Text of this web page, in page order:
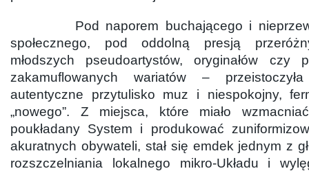
Pod naporem buchającego i
społecznego, pod oddolną presją
młodszych pseudoartystów, oryginałów czy
zakamuflowanych wariatów –
autentyczne przytulisko muz i niespokojny,
„nowego”. Z miejsca, które miało
poukładany System i produkować
akuratnych obywateli, stał się emdek jednym z
rozszczelniania lokalnego mikro-Układu i